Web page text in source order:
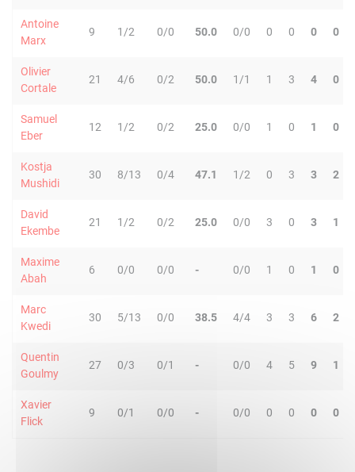
Antoine
Marx
9 1/2 0/0 50.0 0/0 0 0 0 0
Olivier
Cortale
21 4/6 0/2 50.0 1/1 1 3 4 0
Samuel
Eber
12 1/2 0/2 25.0 0/0 1 0 1 0
Kostja
Mushidi
30 8/13 0/4 47.1 1/2 0 3 3 2
David
Ekembe
21 1/2 0/2 25.0 0/0 3 0 3 1
Maxime
Abah
6 0/0 0/0 - 0/0 1 0 1 0
Marc
Kwedi
30 5/13 0/0 38.5 4/4 3 3 6 2
Quentin
Goulmy
27 0/3 0/1 - 0/0 4 5 9 1
Xavier
Flick
9 0/1 0/0 - 0/0 0 0 0 0